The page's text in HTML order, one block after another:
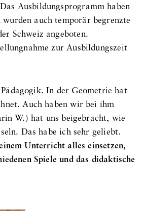
Ausbildungsprogramm haben
auch temporär begrenzte
Schweiz angeboten.
zur Ausbildungszeit
In der Geometrie hat
Auch haben wir bei ihm
W.) hat uns beigebracht, wie
Das habe ich sehr geliebt.
Unterricht alles einsetzen,
Spiele und das didaktische